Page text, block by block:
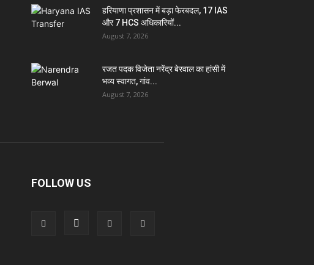
हरियाणा प्रशासन में बड़ा फेरबदल, 17 IAS
और 7 HCS अधिकारियों...
August 7, 2026
रजत पदक विजेता नरेंद्र बेरवाल का हांसी में
भव्य स्वागत, गांव...
August 7, 2026
FOLLOW US